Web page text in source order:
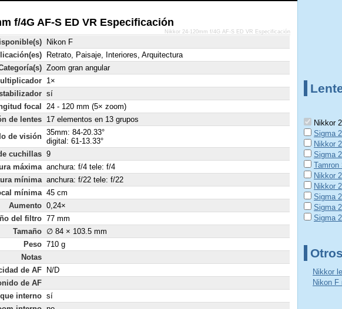
f/4G AF-S ED VR Especificación
Nikon F
Retrato, Paisaje, Interiores, Arquitectura
Zoom gran angular
1×
sí
focal
24 - 120 mm (5× zoom)
de lentes
17 elementos en 13 grupos
de visión 35mm: 84-20.33°
digital: 61-13.33°
cuchillas 9
máxima anchura: f/4 tele: f/4
mínima anchura: f/22 tele: f/22
mínima 45 cm
Aumento 0,24×
del filtro 77 mm
Tamaño ∅ 84 × 103.5 mm
Peso 710 g
Notas
de AF
N/D
de AF
interno sí
Nikkor 24-120mm f/4G AF-S ED VR Especificación
Nikkor
Sigma
Nikkor
Sigma
Tamron
Nikkor
Nikkor
Sigma
Sigma
Sigma
Nikkor
Nikon F